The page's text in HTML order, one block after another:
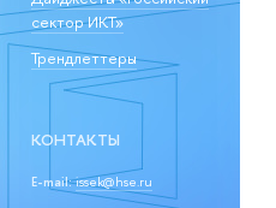
сектор ИКТ»
Трендлеттеры
КОНТАКТЫ
E-mail:issek@hse.ru